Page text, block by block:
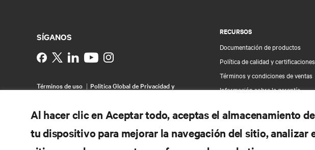
RECURSOS
Documentación de productos
Política de calidad y certificaciones
Términos y condiciones de ventas
Información sobre la garantía
Mapa del sitio
SÍGANOS
Instagram
Términos de uso
Politica Global de Privacidad y
reservados.
Al hacer clic en Aceptar todo, aceptas el almacenamiento
tu dispositivo para mejorar la navegación del sitio, analizar